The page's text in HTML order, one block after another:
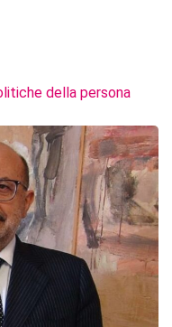
della persona